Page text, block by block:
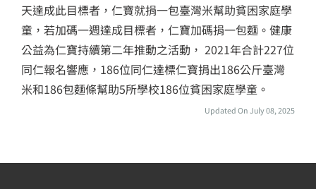
天達成此目標者，仁寶就捐一包臺灣米幫助貧困家庭學
童，若加碼一週達成目標者，仁寶加碼捐一包麵。健康
公益為仁寶持續第二年推動之活動， 2021年合計227位
同仁報名響應，186位同仁達標仁寶捐出186公斤臺灣
米和186包麵條幫助5所學校186位貧困家庭學童。
Updated On July 08, 2025